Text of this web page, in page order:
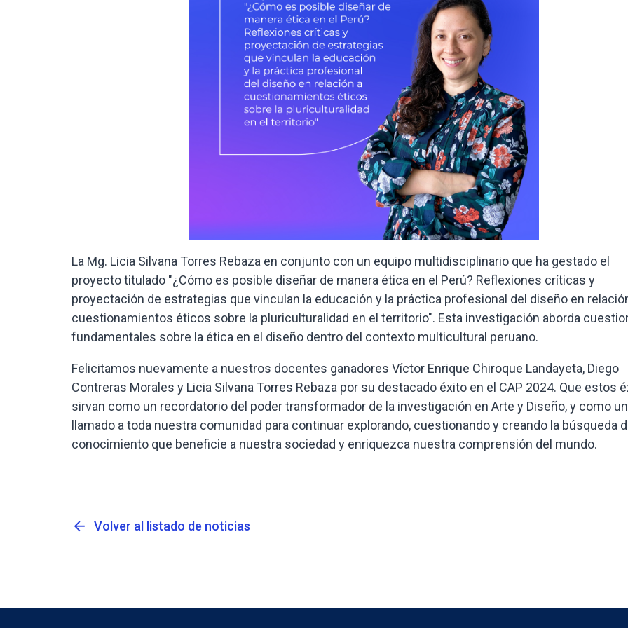
La Mg. Licia Silvana Torres Rebaza en conjunto con un equipo multidisciplinario que ha gestado el
proyecto titulado "¿Cómo es posible diseñar de manera ética en el Perú? Reflexiones críticas y
proyectación de estrategias que vinculan la educación y la práctica profesional del diseño en
cuestionamientos éticos sobre la pluriculturalidad en el territorio". Esta investigación aborda
fundamentales sobre la ética en el diseño dentro del contexto multicultural peruano.
Felicitamos nuevamente a nuestros docentes ganadores Víctor Enrique Chiroque Landayeta, Diego
Contreras Morales y Licia Silvana Torres Rebaza por su destacado éxito en el CAP 2024. Que estos
sirvan como un recordatorio del poder transformador de la investigación en Arte y Diseño, y como un
llamado a toda nuestra comunidad para continuar explorando, cuestionando y creando la búsqueda
conocimiento que beneficie a nuestra sociedad y enriquezca nuestra comprensión del mundo.
arrow_back Volver al listado de noticias